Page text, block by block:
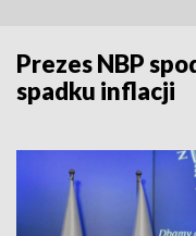
Prezes NBP
spadku inflacji